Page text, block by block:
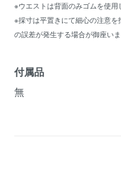
※ウエストは背面のみゴムを使用
※採寸は平置きにて細心の注意
の誤差が発生する場合が御座い
付属品
無